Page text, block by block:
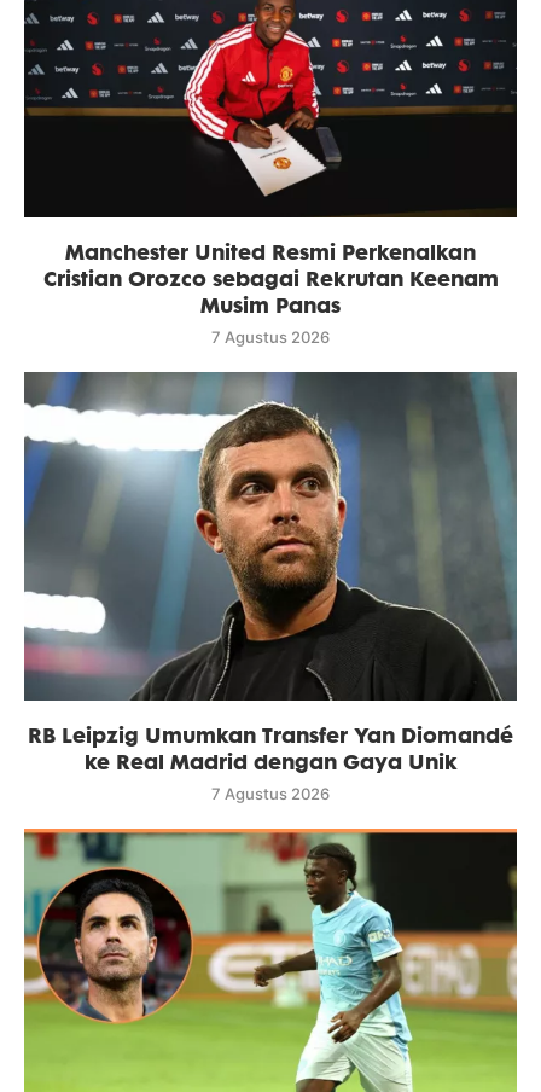
Manchester United Resmi Perkenalkan
Cristian Orozco sebagai Rekrutan Keenam
Musim Panas
7 Agustus 2026
RB Leipzig Umumkan Transfer Yan Diomandé
ke Real Madrid dengan Gaya Unik
7 Agustus 2026